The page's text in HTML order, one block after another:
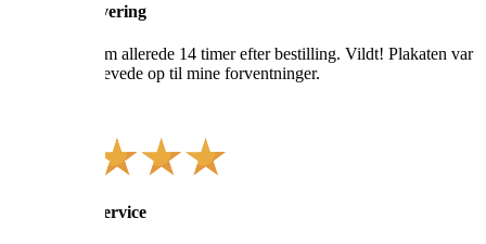
Lynhurtig levering
Min plakat kom allerede 14 timer efter bestilling. Vildt! Plakaten var
super flot og levede op til mine forventninger.
Vaks kundeservice